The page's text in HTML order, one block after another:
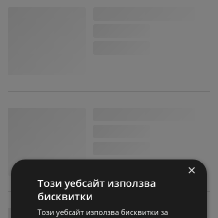
×
Този уебсайт използва
бисквитки
Този уебсайт използва бисквитки за